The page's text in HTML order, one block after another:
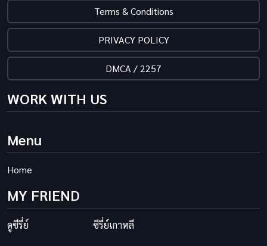
Terms & Conditions
PRIVACY POLICY
DMCA / 2257
WORK WITH US
Menu
Home
MY FRIEND
ดูซีรี่ย์ ซีรี่ย์เกาหลี